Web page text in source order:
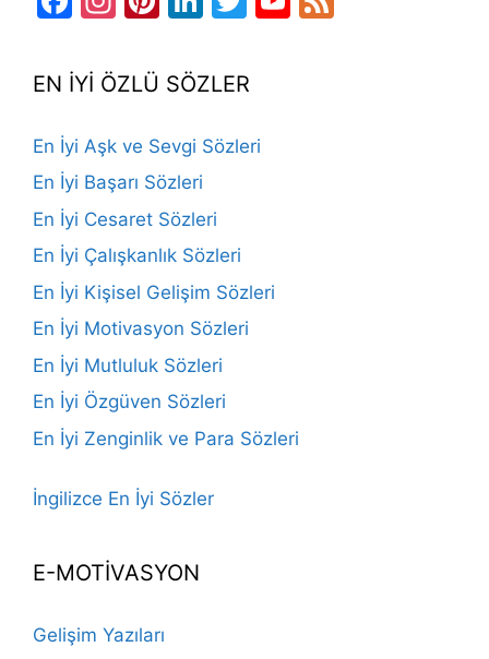
EN İYİ ÖZLÜ SÖZLER
En İyi Aşk ve Sevgi Sözleri
En İyi Başarı Sözleri
En İyi Cesaret Sözleri
En İyi Çalışkanlık Sözleri
En İyi Kişisel Gelişim Sözleri
En İyi Motivasyon Sözleri
En İyi Mutluluk Sözleri
En İyi Özgüven Sözleri
En İyi Zenginlik ve Para Sözleri
İngilizce En İyi Sözler
E-MOTİVASYON
Gelişim Yazıları